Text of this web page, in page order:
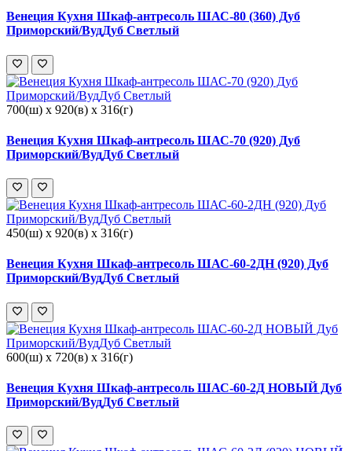
Венеция Кухня Шкаф-антресоль ШАС-80 (360) Дуб
Приморский/ВудДуб Светлый
700(ш) x 920(в) x 316(г)
Венеция Кухня Шкаф-антресоль ШАС-70 (920) Дуб
Приморский/ВудДуб Светлый
450(ш) x 920(в) x 316(г)
Венеция Кухня Шкаф-антресоль ШАС-60-2ДН (920) Дуб
Приморский/ВудДуб Светлый
600(ш) x 720(в) x 316(г)
Венеция Кухня Шкаф-антресоль ШАС-60-2Д НОВЫЙ Дуб
Приморский/ВудДуб Светлый